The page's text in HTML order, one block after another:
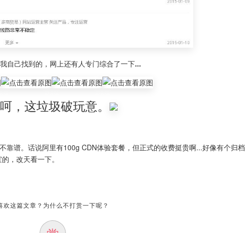
自己找到的，网上还有人专门综合了一下...
，这垃圾破玩意。
靠谱。话说阿里有100g CDN体验套餐，但正式的收费挺贵啊...好像有个归档
，改天看一下。
欢这篇文章？为什么不打赏一下呢？